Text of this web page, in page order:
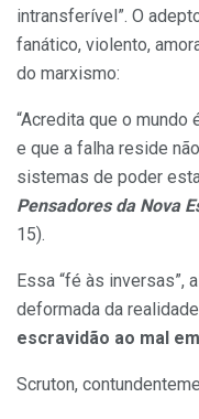
intransferível”. O
fanático, violento,
do marxismo:
“Acredita que o
e que a falha reside
sistemas de poder
Pensadores da Nova
15).
Essa “fé às inversas”,
deformada da
escravidão ao mal
Scruton,